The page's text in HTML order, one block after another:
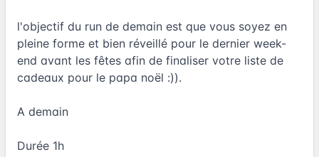
l'objectif du run de demain est que vous soyez en
pleine forme et bien réveillé pour le dernier week-
end avant les fêtes afin de finaliser votre liste de
cadeaux pour le papa noël :)).
A demain
Durée 1h